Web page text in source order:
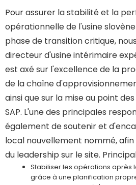
Pour assurer la stabilité et la
opérationnelle de l'usine
phase de transition critique,
directeur d'usine intérimaire
est axé sur l'excellence de la
de la chaîne
ainsi que sur la mise au point
SAP. L'une des principales
également de soutenir et
local nouvellement nommé,
du leadership sur le site.
Stabiliser les opérations après
grâce à une planification